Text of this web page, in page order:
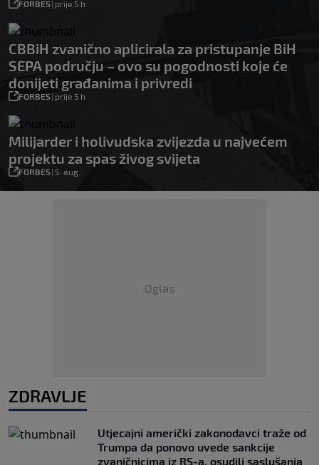
FORBES| prije 5 h
CBBiH zvanično aplicirala za pristupanje BiH
SEPA području – ovo su pogodnosti koje će
donijeti građanima i privredi
FORBES| prije 5 h
Milijarder i holivudska zvijezda u najvećem
projektu za spas živog svijeta
FORBES| 5. aug.
Oglas
ZDRAVLJE
Utjecajni američki zakonodavci traže od
Trumpa da ponovo uvede sankcije
zvaničnicima iz RS-a, osudili saslušanja